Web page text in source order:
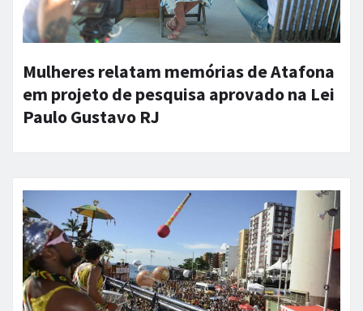
Mulheres relatam memórias de Atafona
em projeto de pesquisa aprovado na Lei
Paulo Gustavo RJ